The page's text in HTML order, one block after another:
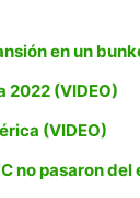
en un
2022 (VIDEO)
(VIDEO)
no pasaron del